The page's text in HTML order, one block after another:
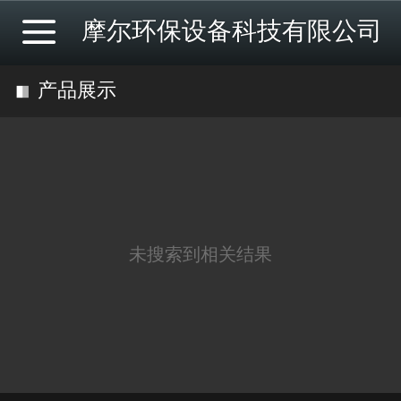
摩尔环保设备科技有限公司
产品展示
未搜索到相关结果